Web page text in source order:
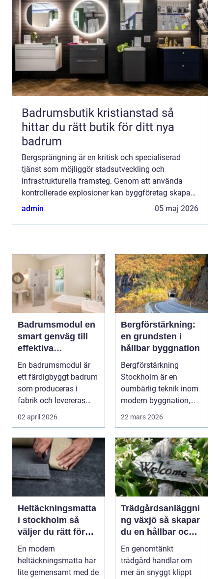
Badrumsbutik kristianstad så
hittar du rätt butik för ditt nya
badrum
Bergsprängning är en kritisk och specialiserad
tjänst som möjliggör stadsutveckling och
infrastrukturella framsteg. Genom att använda
kontrollerade explosioner kan byggföretag skapa
utrymme för allt från ...
admin 05 maj 2026
Badrumsmodul en
smart genväg till
effektiva
byggprojekt
En badrumsmodul är
ett färdigbyggt badrum
som produceras i
fabrik och levereras
som en komplett
02 april 2026
Bergförstärkning:
en grundsten i
hållbar byggnation
Bergförstärkning
Stockholm är en
oumbärlig teknik inom
modern byggnation,
sä...
22 mars 2026
Heltäckningsmatta
i stockholm så
väljer du rätt för
hem och kontor
En modern
heltäckningsmatta har
lite gemensamt med de
Trädgårdsanläggni
ng växjö så skapar
du en hållbar och
funktionell
trädgård
En genomtänkt
trädgård handlar om
mer än snyggt klippt